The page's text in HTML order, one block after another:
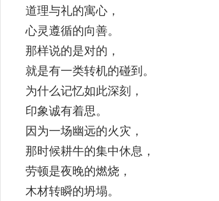
道理与礼的寓心，
心灵遵循的向善。
那样说的是对的，
就是有一类转机的碰到。
为什么记忆如此深刻，
印象诚有着思。
因为一场幽远的火灾，
那时候耕牛的集中休息，
劳顿是夜晚的燃烧，
木材转瞬的坍塌。